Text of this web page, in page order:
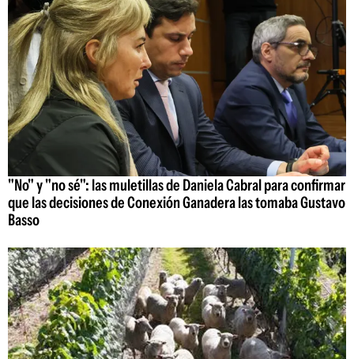
"No" y "no sé": las muletillas de Daniela Cabral para confirmar
que las decisiones de Conexión Ganadera las tomaba Gustavo
Basso